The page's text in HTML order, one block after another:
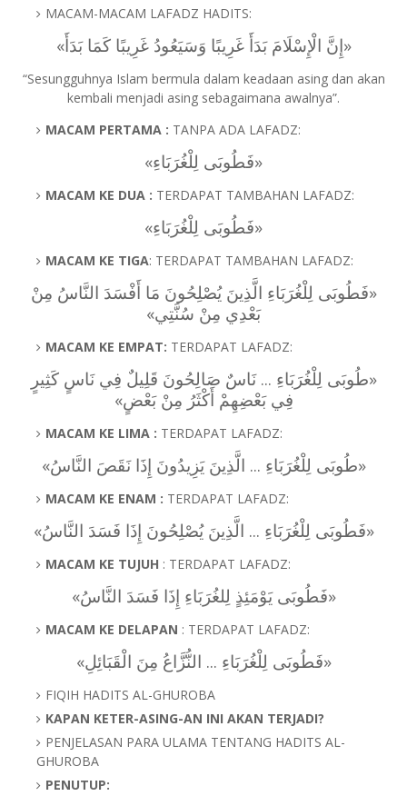
MACAM-MACAM LAFADZ HADITS:
«إِنَّ الْإِسْلَامَ بَدَأَ غَرِيبًا وَسَيَعُودُ غَرِيبًا كَمَا بَدَأَ»
“Sesungguhnya Islam bermula dalam keadaan asing dan akan
kembali menjadi asing sebagaimana awalnya”.
MACAM PERTAMA : TANPA ADA LAFADZ:
«فَطُوبَى لِلْغُرَبَاءِ»
MACAM KE DUA : TERDAPAT TAMBAHAN LAFADZ:
«فَطُوبَى لِلْغُرَبَاءِ»
MACAM KE TIGA: TERDAPAT TAMBAHAN LAFADZ:
«فَطُوبَى لِلْغُرَبَاءِ الَّذِينَ يُصْلِحُونَ مَا أَفْسَدَ النَّاسُ مِنْ
بَعْدِي مِنْ سُنَّتِي»
MACAM KE EMPAT: TERDAPAT LAFADZ:
«طُوبَى لِلْغُرَبَاءِ ... ‌نَاسٌ ‌صَالِحُونَ ‌قَلِيلٌ ‌فِي ‌نَاسٍ ‌كَثِيرٍ
فِي بَعْضِهِمْ أَكْثَرُ مِنْ بَعْضٍ»
MACAM KE LIMA : TERDAPAT LAFADZ:
«طُوبَى لِلْغُرَبَاءِ ... ‌الَّذِينَ ‌يَزِيدُونَ ‌إِذَا ‌نَقَصَ ‌النَّاسُ»
MACAM KE ENAM : TERDAPAT LAFADZ:
«فَطُوبَى لِلْغُرَبَاءِ ... ‌الَّذِينَ ‌يُصْلِحُونَ ‌إِذَا ‌فَسَدَ ‌النَّاسُ»
MACAM KE TUJUH : TERDAPAT LAFADZ:
«فَطُوبَى يَوْمَئِذٍ لِلغُرَبَاءِ إِذَا فَسَدَ النَّاسُ»
MACAM KE DELAPAN : TERDAPAT LAFADZ:
«فَطُوبَى لِلْغُرَبَاءِ ... النُّزَّاعُ مِنَ الْقَبَائِلِ»
FIQIH HADITS AL-GHUROBA
KAPAN KETER-ASING-AN INI AKAN TERJADI?
PENJELASAN PARA ULAMA TENTANG HADITS AL-
GHUROBA
PENUTUP: